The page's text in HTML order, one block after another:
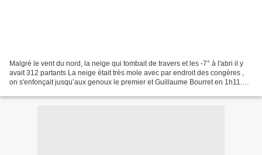
Malgré le vent du nord, la neige qui tombait de travers et les -7° à l'abri il y
avait 312 partants La neige était très mole avec par endroit des congères ,
on s'enfonçait jusqu’aux genoux le premier et Guillaume Bourret en 1h11.